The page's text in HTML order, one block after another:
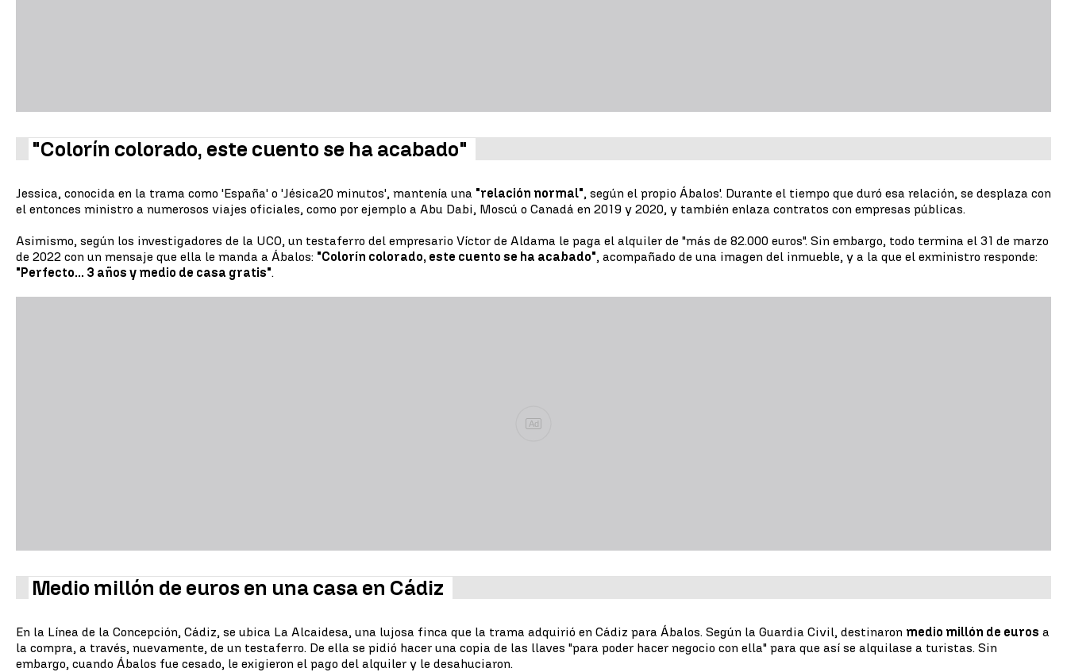
"Colorín colorado, este cuento se ha acabado"
Jessica, conocida en la trama como 'España' o 'Jésica20 minutos', mantenía una "relación normal", según el propio Ábalos'. Durante el tiempo que duró esa relación, se desplaza con
el entonces ministro a numerosos viajes oficiales, como por ejemplo a Abu Dabi, Moscú o Canadá en 2019 y 2020, y también enlaza contratos con empresas públicas.
Asimismo, según los investigadores de la UCO, un testaferro del empresario Víctor de Aldama le paga el alquiler de "más de 82.000 euros". Sin embargo, todo termina el 31 de marzo
de 2022 con un mensaje que ella le manda a Ábalos: "Colorín colorado, este cuento se ha acabado", acompañado de una imagen del inmueble, y a la que el exministro responde:
"Perfecto... 3 años y medio de casa gratis".
Ad
Medio millón de euros en una casa en Cádiz
En la Línea de la Concepción, Cádiz, se ubica La Alcaidesa, una lujosa finca que la trama adquirió en Cádiz para Ábalos. Según la Guardia Civil, destinaron medio millón de euros a
la compra, a través, nuevamente, de un testaferro. De ella se pidió hacer una copia de las llaves "para poder hacer negocio con ella" para que así se alquilase a turistas. Sin
embargo, cuando Ábalos fue cesado, le exigieron el pago del alquiler y le desahuciaron.